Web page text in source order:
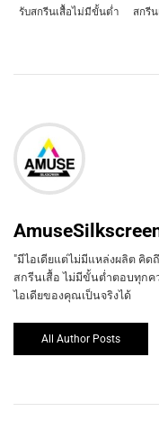
รับสกรีนเสื้อไม่มีขั้นต่ำ สกรีน
"มีไอเดียแต่ไม่มีแหล่งผลิต คิด
สกรีนเสื้อ ไม่มีขั้นต่ำตอบทุกค
ไอเดียของคุณเป็นจริงได้
All Author Posts